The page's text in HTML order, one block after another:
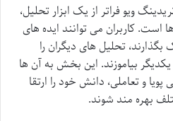
ویو فراتر از یک ابزار تحلیل،
است. کاربران می توانند ایده های
بگذارند، تحلیل های دیگران را
بیاموزند. این بخش به آن ها
و تعاملی، دانش خود را ارتقا
بهره مند شوند.